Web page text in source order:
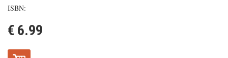
ISBN:
€ 6.99